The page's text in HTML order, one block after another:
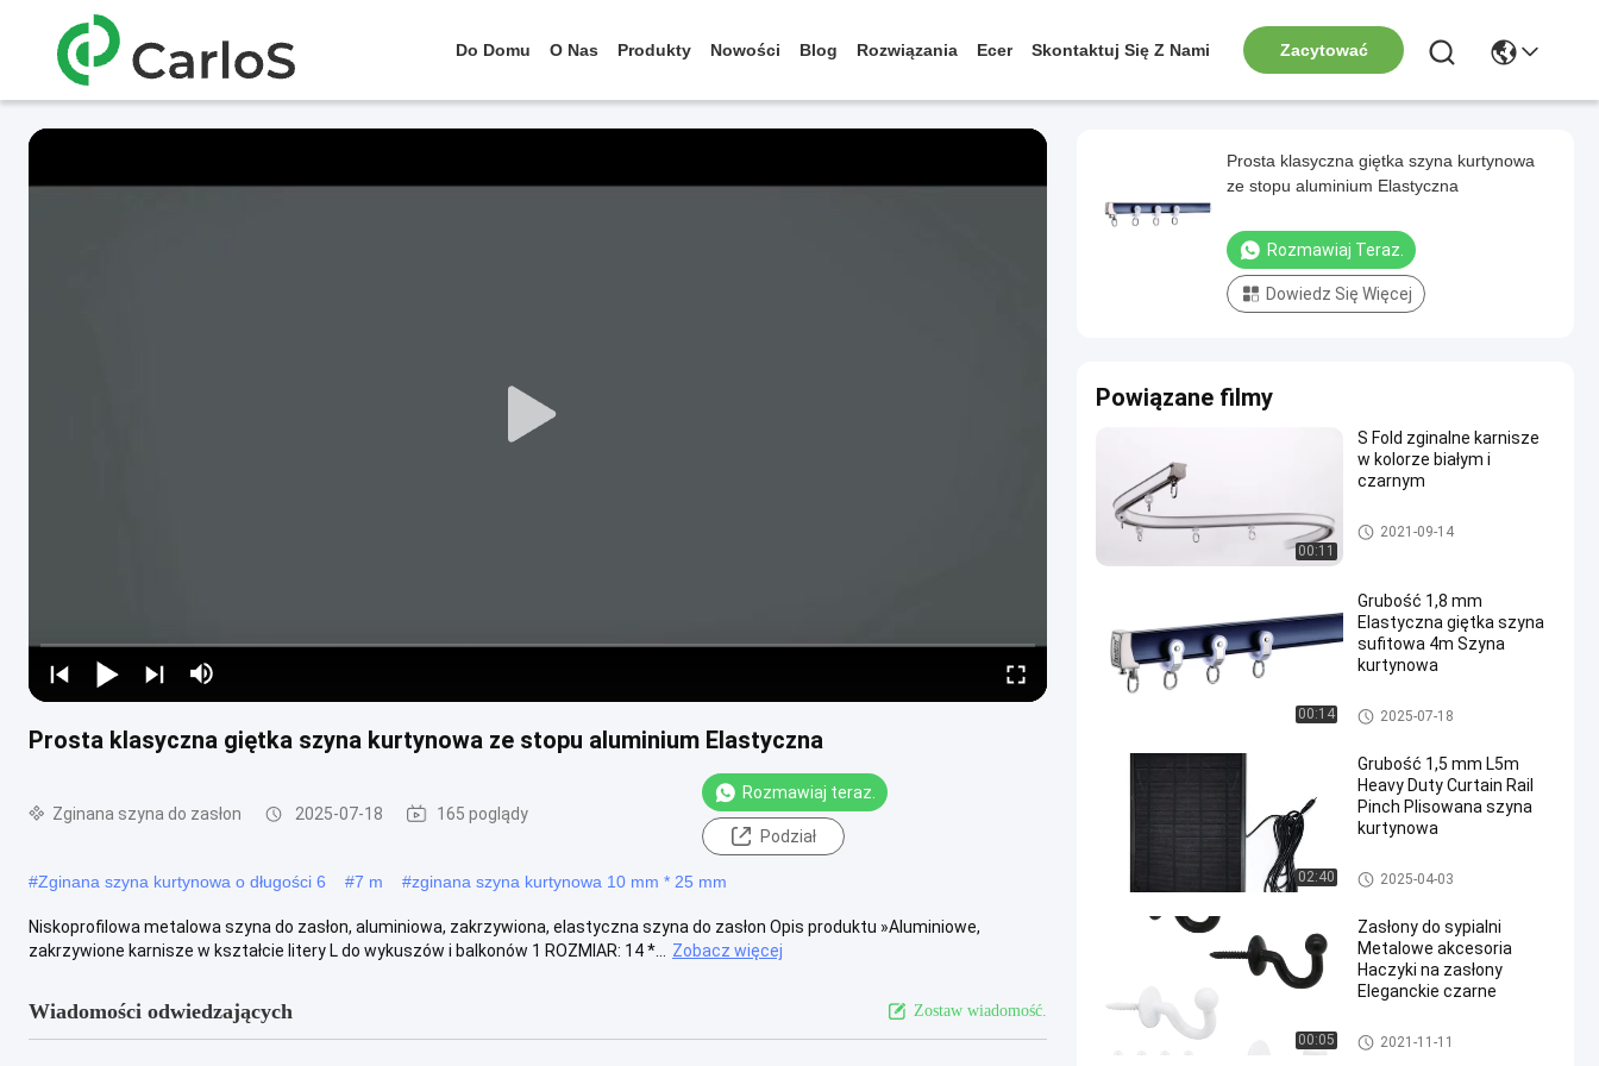
Do Domu O Nas Produkty Nowości Blog Rozwiązania Ecer Skontaktuj Się Z Nami Zacytować
Prosta klasyczna giętka szyna kurtynowa ze stopu aluminium Elastyczna
Zginana szyna do zasłon 2025-07-18 165 poglądy
Rozmawiaj teraz.
Podział
#Zginana szyna kurtynowa o długości 6 #7 m #zginana szyna kurtynowa 10 mm * 25 mm
Niskoprofilowa metalowa szyna do zasłon, aluminiowa, zakrzywiona, elastyczna szyna do zasłon Opis produktu »Aluminiowe,
zakrzywione karnisze w kształcie litery L do wykuszów i balkonów 1 ROZMIAR: 14 *...
Zobacz więcej
Wiadomości odwiedzających Zostaw wiadomość.
Prosta klasyczna giętka szyna kurtynowa
ze stopu aluminium Elastyczna
Rozmawiaj Teraz.
Dowiedz Się Więcej
Powiązane filmy
00:11
S Fold zginalne karnisze
w kolorze białym i
czarnym
Zginana szyna do zasłon
2021-09-14
00:14
Grubość 1,8 mm
Elastyczna giętka szyna
sufitowa 4m Szyna
kurtynowa
Zginana szyna do zasłon
2025-07-18
02:40
Grubość 1,5 mm L5m
Heavy Duty Curtain Rail
Pinch Plisowana szyna
kurtynowa
Aluminiowa szyna do zasłon
2025-04-03
00:05
Zasłony do sypialni
Metalowe akcesoria
Haczyki na zasłony
Eleganckie czarne
Akcesoria do torów do zasłon
2021-11-11